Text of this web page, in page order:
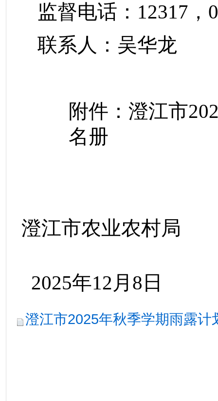
监督电话： 12317 ，
联系人： 吴华龙
附件 ： 澄江市
名册
澄江市农业农村局
2025年12月 8 日
澄江市2025年秋季学期雨露